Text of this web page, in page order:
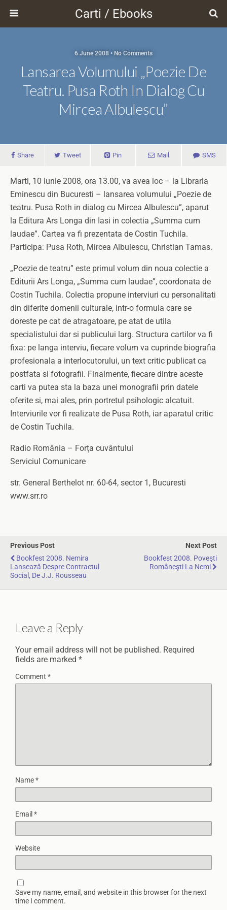
Carti / Ebooks
6 June 2008 • No Comments
Lansarea Volumului „Poezie De
Teatru. Pusa Roth In Dialog Cu
Mircea Albulescu”
Share Tweet Pin Mail SMS
Marti, 10 iunie 2008, ora 13.00, va avea loc – la Libraria
Eminescu din Bucuresti – lansarea volumului „Poezie de
teatru. Pusa Roth in dialog cu Mircea Albulescu”, aparut
la Editura Ars Longa din Iasi in colectia „Summa cum
laudae”. Cartea va fi prezentata de Costin Tuchila.
Participa: Pusa Roth, Mircea Albulescu, Christian Tamas.
„Poezie de teatru” este primul volum din noua colectie a
Editurii Ars Longa, „Summa cum laudae”, coordonata de
Costin Tuchila. Colectia propune interviuri cu personalitati
din diferite domenii culturale, intr-o formula care se
doreste pe cat de atragatoare, pe atat de utila
specialistului dar si publicului larg. Structura cartilor va fi
fixa: pe langa interviu, fiecare volum va cuprinde biografia
profesionala a interlocutorului, un text critic publicat ca
postfata si fotografii. Finalmente, fiecare dintre aceste
carti va putea sta la baza unei monografii prin datele
oferite si, mai ales, prin portretul psihologic alcatuit.
Interviurile vor fi realizate de Pusa Roth, iar aparatul critic
de Costin Tuchila.
Radio România – Forţa cuvântului
Serviciul Comunicare
str. General Berthelot nr. 60-64, sector 1, Bucuresti
www.srr.ro
Previous Post
Bookfest 2008. Nemira
Lansează Despre Contractul
Social, De J.J. Rousseau
Next Post
Bookfest 2008. Poveşti
Româneşti La Nemi
Leave a Reply
Your email address will not be published. Required
fields are marked *
Comment *
Name*
Email *
Website
Save my name, email, and website in this browser for the next
time I comment.